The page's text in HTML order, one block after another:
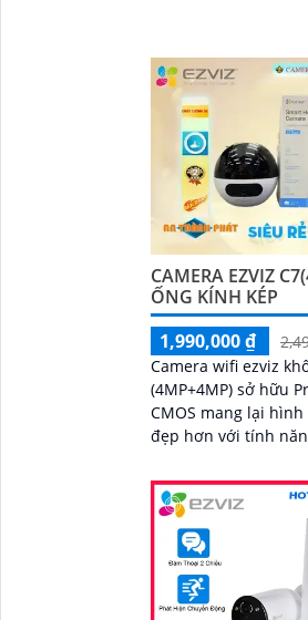
CAMERA EZVIZ
ỐNG KÍNH KÉP
1,990,000 ₫
Camera wifi ezviz
(4MP+4MP) sở hữu
CMOS mang lại
đẹp hơn với tính
này có khả năng
dáng người vào
ngoại 10m sự tích
loa màu sắc sáng
phân biệt người một
công nghệ xử lý